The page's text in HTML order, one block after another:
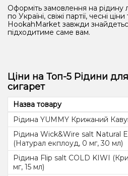
Оформіть замовлення на рідину
по Україні, свіжі партії, чесні
HookahMarket завжди
підходитиме саме вам.
Ціни на Топ-5 Рідини
сигарет
Назва товару
Рідина YUMMY Крижаний
Рідина Wick&Wire salt Natural
(Натурал екплоуд, 0 мг, 30 мл)
Рідина Flip salt COLD KIWI
мг, 15 мл)